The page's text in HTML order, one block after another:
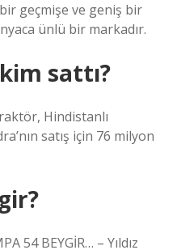
geçmişe ve geniş bir
ünlü bir markadır.
sattı?
Hindistanlı
satış için 76 milyon
54 BEYGİR… – Yıldız